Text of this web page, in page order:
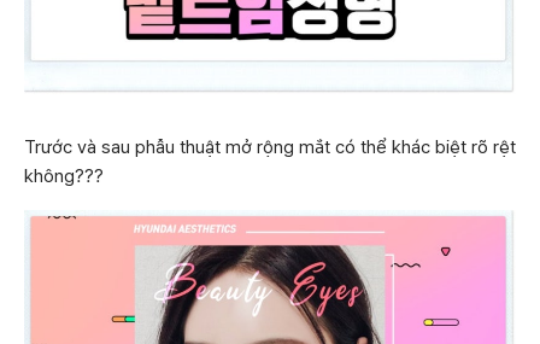
Trước và sau phẫu thuật mở rộng mắt có thể khác biệt rõ rệt
không???